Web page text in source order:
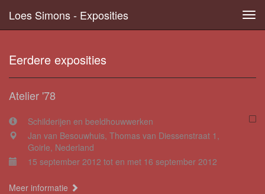
Loes Simons - Exposities
Eerdere exposities
Atelier '78
Schilderijen en beeldhouwwerken
Jan van Besouwhuis, Thomas van Diessenstraat 1,
Goirle, Nederland
15 september 2012 tot en met 16 september 2012
Meer informatie